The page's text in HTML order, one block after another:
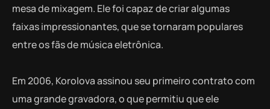
mesa de mixagem. Ele foi capaz de criar algumas
faixas impressionantes, que se tornaram populares
entre os fãs de música eletrônica.
Em 2006, Korolova assinou seu primeiro contrato com
uma grande gravadora, o que permitiu que ele